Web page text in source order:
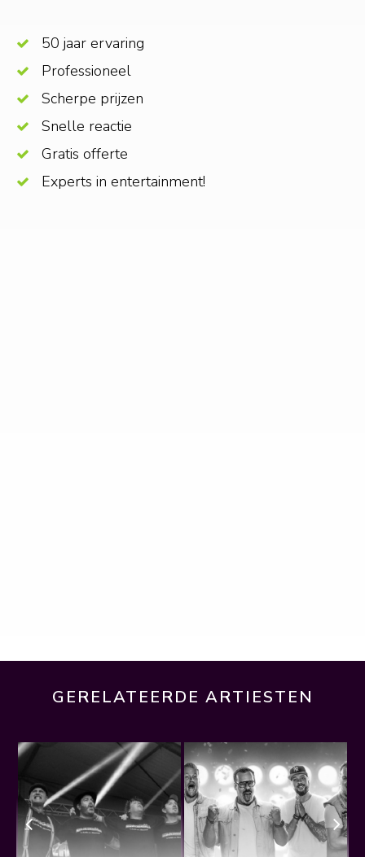
50 jaar ervaring
Professioneel
Scherpe prijzen
Snelle reactie
Gratis offerte
Experts in entertainment!
GERELATEERDE ARTIESTEN